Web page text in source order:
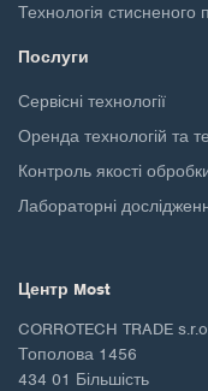
Технологія стисненого
Послуги
Сервісні технології
Оренда технологій та
Контроль якості
Лабораторні
Центр Most
CORROTECH TRADE
Тополова 1456
434 01 Більшість